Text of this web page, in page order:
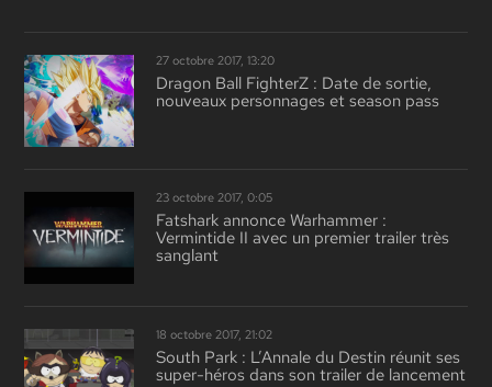
27 octobre 2017, 13:20
Dragon Ball FighterZ : Date de sortie,
nouveaux personnages et season pass
23 octobre 2017, 0:05
Fatshark annonce Warhammer :
Vermintide II avec un premier trailer très
sanglant
18 octobre 2017, 21:02
South Park : L’Annale du Destin réunit ses
super-héros dans son trailer de lancement